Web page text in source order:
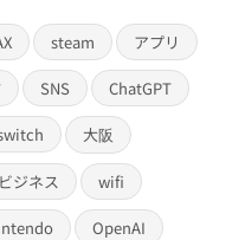
steam アプリ
SNS ChatGPT
大阪
ビジネス wifi
OpenAI